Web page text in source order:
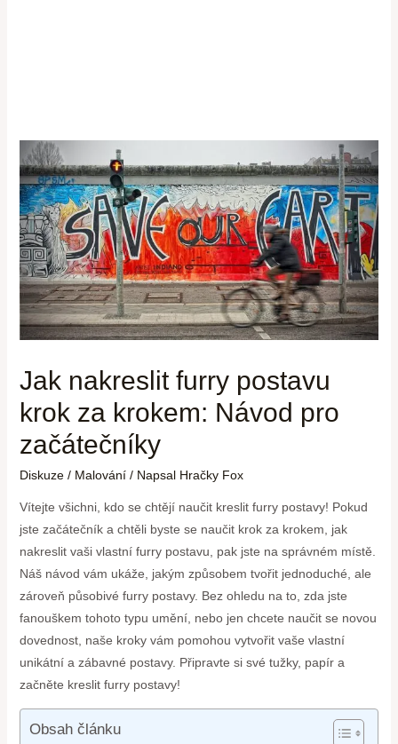
Jak nakreslit furry postavu
krok za krokem: Návod pro
začátečníky
Diskuze / Malování/ Napsal Hračky Fox
Vítejte všichni, kdo se chtějí naučit kreslit furry postavy! Pokud
jste začátečník a chtěli byste se naučit krok za krokem, jak
nakreslit vaši vlastní furry postavu, pak jste na správném místě.
Náš návod vám ukáže, jakým způsobem tvořit jednoduché, ale
zároveň působivé furry postavy. Bez ohledu na to, zda jste
fanouškem tohoto typu umění, nebo jen chcete naučit se novou
dovednost, naše kroky vám pomohou vytvořit vaše vlastní
unikátní a zábavné postavy. Připravte si své tužky, papír a
začněte kreslit furry postavy!
Obsah článku